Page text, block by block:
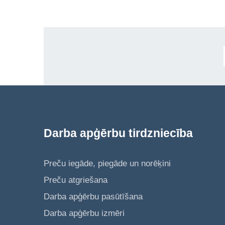
Darba apģērbu tirdzniecība
Preču iegāde, piegāde un norēķini
Preču atgriešana
Darba apģērbu pasūtīšana
Darba apģērbu izmēri